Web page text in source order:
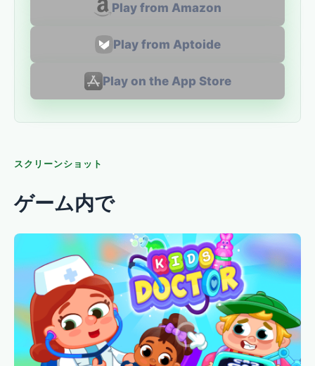
Play from Amazon
Play from Aptoide
Play on the App Store
スクリーンショット
ゲーム内で